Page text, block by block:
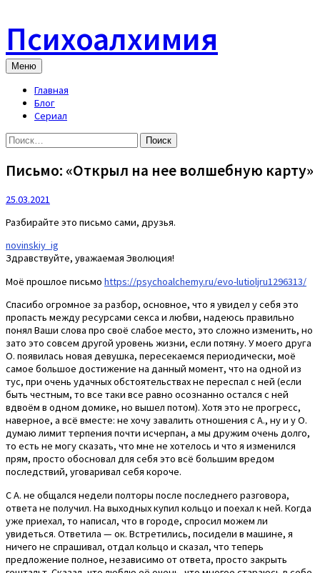
content
Психоалхимия
Меню
Главная
Блог
Сериал
Найти:
Письмо: «Открыл на нее волшебную карту»
25.03.2021
Разбирайте это письмо сами, друзья.
novinskiy_ig
Здравствуйте, уважаемая Эволюция!
Моё прошлое письмо https://psychoalchemy.ru/evo-lutioljru1296313/
Спасибо огромное за разбор, основное, что я увидел у себя это
пропасть между ресурсами секса и любви, надеюсь правильно
понял Ваши слова про своё слабое место, это сложно изменить, но
зато это совсем другой уровень жизни, если потяну. У моего друга
О. появилась новая девушка, пересекаемся периодически, моё
самое большое достижение на данный момент, что на одной из
тус, при очень удачных обстоятельствах не переспал с ней (если
быть честным, то все таки все равно осознанно остался с ней
вдвоём в одном домике, но вышел потом). Хотя это не прогресс,
наверное, а всё вместе: не хочу завалить отношения с А., ну и у О.
думаю лимит терпения почти исчерпан, а мы дружим очень долго,
то есть не могу сказать, что мне не хотелось и что я изменился
прям, просто обосновал для себя это всё большим вредом
последствий, уговаривал себя короче.
С А. не общался недели полторы после последнего разговора,
ответа не получил. На выходных купил кольцо и поехал к ней. Когда
уже приехал, то написал, что в городе, спросил можем ли
увидеться. Ответила — ок. Встретились, посидели в машине, я
ничего не спрашивал, отдал кольцо и сказал, что теперь
предложение полное, независимо от ответа, просто закрыть